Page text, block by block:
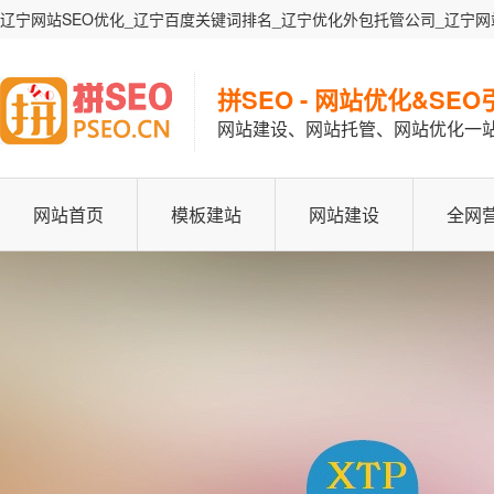
辽宁网站SEO优化_辽宁百度关键词排名_辽宁优化外包托管公司_辽宁
拼SEO - 网站优化&SEO
网站建设、网站托管、网站优化一
网站首页 模板建站 网站建设 全网